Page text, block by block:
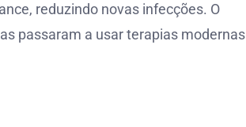
reduzindo novas infecções. O
passaram a usar terapias modernas